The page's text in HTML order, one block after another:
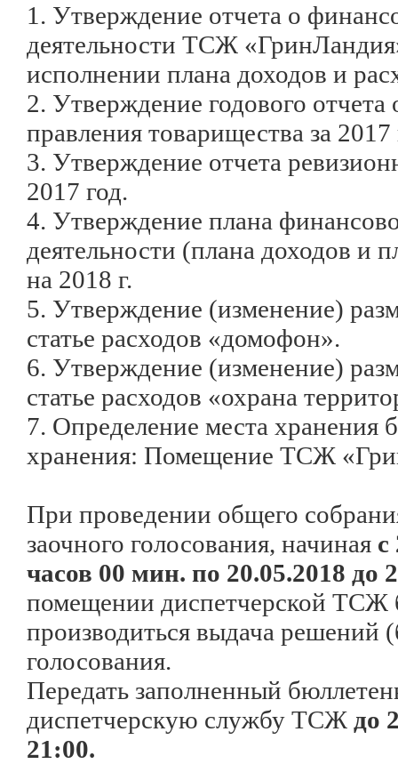
1. Утверждение отчета о
деятельности ТСЖ
исполнении плана доходов и
2. Утверждение годового отчета
правления товарищества за 2017
3. Утверждение отчета
2017 год.
4. Утверждение плана
деятельности (плана доходов и
на 2018 г.
5. Утверждение (изменение)
статье расходов «домофон».
6. Утверждение (изменение)
статье расходов «охрана
7. Определение места хранения
хранения: Помещение ТСЖ
При проведении общего
заочного голосования, начиная с
часов 00 мин. по 20.05.2018 до
помещении диспетчерской ТСЖ
производиться выдача решений
голосования.
Передать заполненный
диспетчерскую службу ТСЖ до
21:00.